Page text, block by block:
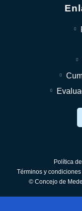
Política
Términos y
© Concejo de